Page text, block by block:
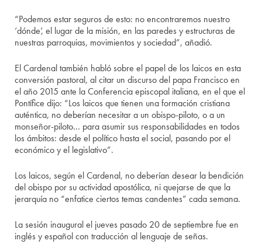
“Podemos estar seguros de esto: no encontraremos nuestro
‘dónde’, el lugar de la misión, en las paredes y estructuras de
nuestras parroquias, movimientos y sociedad”, añadió.
El Cardenal también habló sobre el papel de los laicos en esta
conversión pastoral, al citar un discurso del papa Francisco en
el año 2015 ante la Conferencia episcopal italiana, en el que el
Pontífice dijo: “Los laicos que tienen una formación cristiana
auténtica, no deberían necesitar a un obispo-piloto, o a un
monseñor-piloto… para asumir sus responsabilidades en todos
los ámbitos: desde el político hasta el social, pasando por el
económico y el legislativo”.
Los laicos, según el Cardenal, no deberían desear la bendición
del obispo por su actividad apostólica, ni quejarse de que la
jerarquía no “enfatice ciertos temas candentes” cada semana.
La sesión inaugural el jueves pasado 20 de septiembre fue en
inglés y español con traducción al lenguaje de señas.